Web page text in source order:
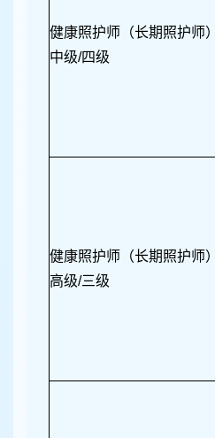
健康照护师（长期照护师）
中级/四级
健康照护师（长期照护师）
高级/三级